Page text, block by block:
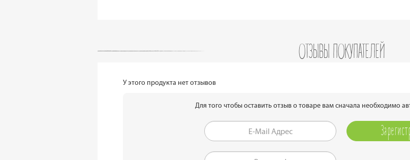
ОТЗЫВЫ ПОКУПАТЕЛЕЙ
У этого продукта нет отзывов
Для того чтобы оставить отзыв о товаре вам сначала необходимо